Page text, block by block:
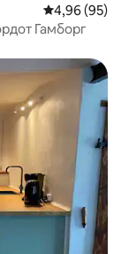
Просечна
4,96 (95)
Гамборг